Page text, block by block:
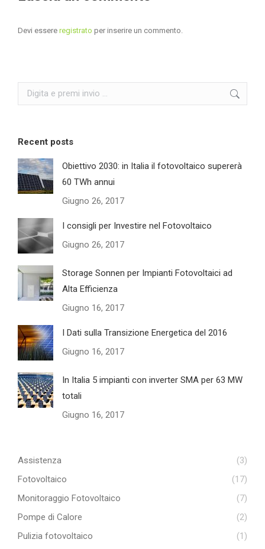
Devi essere registrato per inserire un commento.
Search:
Recent posts
Obiettivo 2030: in Italia il fotovoltaico supererà
60 TWh annui
Giugno 26, 2017
I consigli per Investire nel Fotovoltaico
Giugno 26, 2017
Storage Sonnen per Impianti Fotovoltaici ad
Alta Efficienza
Giugno 16, 2017
I Dati sulla Transizione Energetica del 2016
Giugno 16, 2017
In Italia 5 impianti con inverter SMA per 63 MW
totali
Giugno 16, 2017
Assistenza
(3)
Fotovoltaico
(17)
Monitoraggio Fotovoltaico
(7)
Pompe di Calore
(2)
Pulizia fotovoltaico
(1)